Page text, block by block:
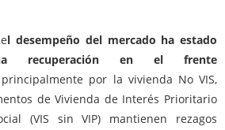
l desempeño del mercado ha estado
recuperación en el frente
por la vivienda No VIS,
de Vivienda de Interés Prioritario
(VIS sin VIP) mantienen rezagos